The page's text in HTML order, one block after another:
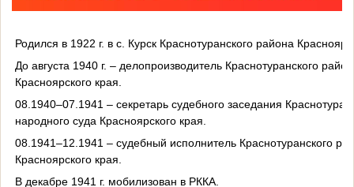
Родился в 1922 г. в с. Курск Краснотуранского района
До августа 1940 г. – делопроизводитель Краснотуранского
Красноярского края.
08.1940–07.1941 – секретарь судебного заседания
народного суда Красноярского края.
08.1941–12.1941 – судебный исполнитель Краснотуранского
Красноярского края.
В декабре 1941 г. мобилизован в РККА.